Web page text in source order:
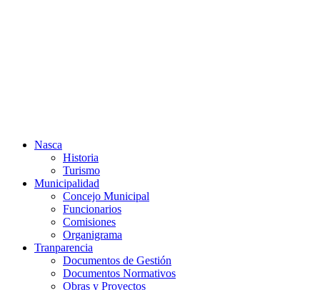
Nasca
Historia
Turismo
Municipalidad
Concejo Municipal
Funcionarios
Comisiones
Organigrama
Tranparencia
Documentos de Gestión
Documentos Normativos
Obras y Proyectos